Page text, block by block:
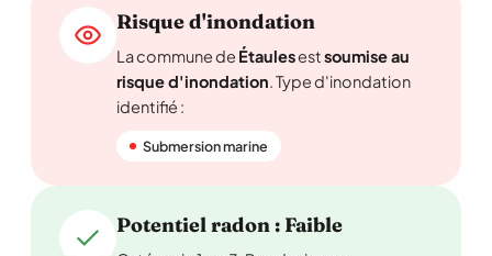
Risque d'inondation
La commune de Étaulesestsoumise au
risque d'inondation. Type d'inondation
identifié :
Submersion marine
Potentiel radon : Faible